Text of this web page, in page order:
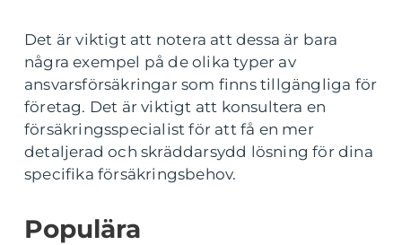
Det är viktigt att notera att dessa är bara
några exempel på de olika typer av
ansvarsförsäkringar som finns tillgängliga för
företag. Det är viktigt att konsultera en
försäkringsspecialist för att få en mer
detaljerad och skräddarsydd lösning för dina
specifika försäkringsbehov.
Populära